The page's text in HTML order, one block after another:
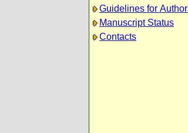
Guidelines for
Manuscript Status
Contacts